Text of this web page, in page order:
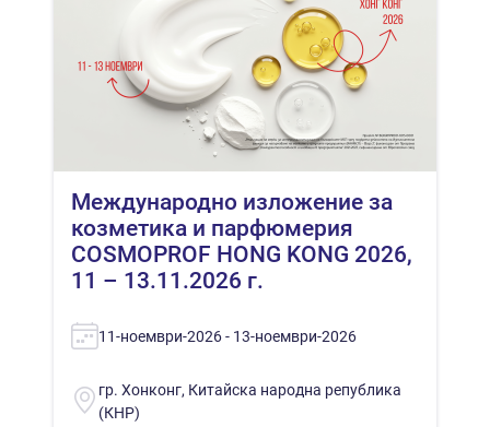
Mеждународно изложение за
козметика и парфюмерия
COSMOPROF HONG KONG 2026,
11 – 13.11.2026 г.
11-ноември-2026 - 13-ноември-2026
гр. Хонконг, Китайска народна република
(КНР)